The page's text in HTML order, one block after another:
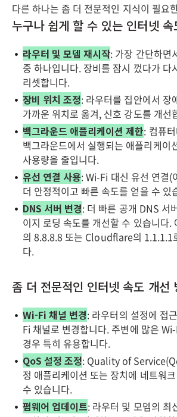
다른 하나는 좀 더 전문적인 지식이 필요
누구나 쉽게 할 수 있는 인터넷
라우터 및 모뎀 재시작: 가장 간단하면
중 하나입니다. 장비를 잠시 껐다가 다
리셋합니다.
장비 위치 조정: 라우터를 집안에서 장
가까운 위치로 옮겨, 신호 강도를 개선
백그라운드 애플리케이션 제한: 컴퓨
백그라운드에서 실행되는 애플리케이
사용량을 줄입니다.
유선 연결 사용: Wi-Fi 대신 유선 연결(
더 안정적이고 빠른 속도를 얻을 수 있
DNS 서버 변경: 더 빠른 공개 DNS 서
이지 로딩 속도를 개선할 수 있습니다
의 8.8.8.8 또는 Cloudflare의 1.1.1.1
다.
좀 더 전문적인 인터넷 속도 개선
Wi-Fi 채널 변경: 라우터의 설정에 접
Fi 채널로 변경합니다. 주변에 많은
경우 특히 유용합니다.
QoS 설정 조정: Quality of
정 애플리케이션 또는 장치에 네트워
수 있습니다.
펌웨어 업데이트: 라우터 및 모뎀의 최